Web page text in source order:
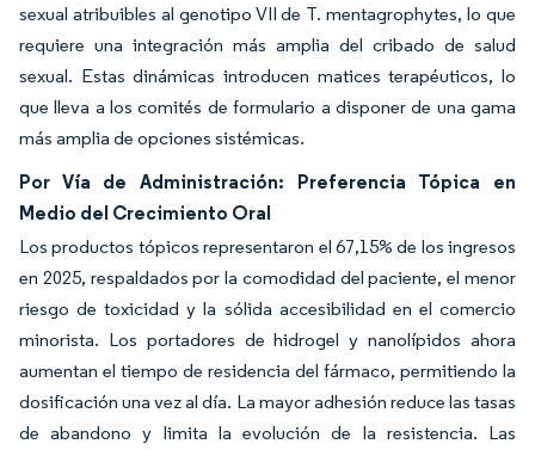
sexual atribuibles al genotipo VII de T. mentagrophytes, lo que
requiere una integración más amplia del cribado de salud
sexual. Estas dinámicas introducen matices terapéuticos, lo
que lleva a los comités de formulario a disponer de una gama
más amplia de opciones sistémicas.
Por Vía de Administración: Preferencia Tópica en
Medio del Crecimiento Oral
Los productos tópicos representaron el 67,15% de los ingresos
en 2025, respaldados por la comodidad del paciente, el menor
riesgo de toxicidad y la sólida accesibilidad en el comercio
minorista. Los portadores de hidrogel y nanolípidos ahora
aumentan el tiempo de residencia del fármaco, permitiendo la
dosificación una vez al día. La mayor adhesión reduce las tasas
de abandono y limita la evolución de la resistencia. Las